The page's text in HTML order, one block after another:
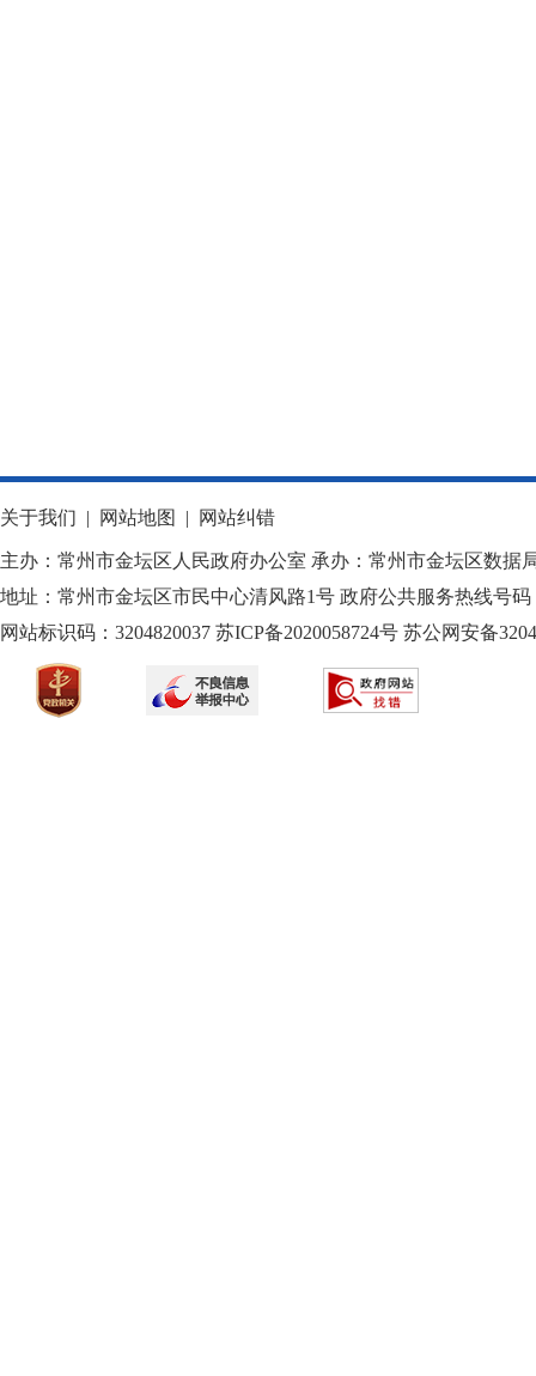
关于我们 | 网站地图 | 网站纠错
主办：常州市金坛区人民政府办公室 承办：常州市金坛区数据
地址：常州市金坛区市民中心清风路1号 政府公共服务热线号码
网站标识码：3204820037 苏ICP备2020058724号 苏公网安备